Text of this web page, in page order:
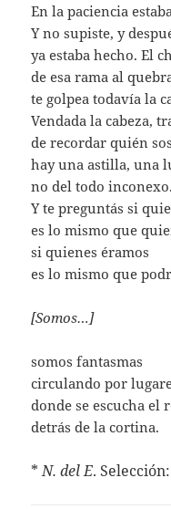
En la paciencia
Y no supiste, y
ya estaba hecho. El
de esa rama al
te golpea todavía la
Vendada la cabeza,
de recordar quién
hay una astilla, una
no del todo inconexo.
Y te preguntás si
es lo mismo que
si quienes éramos
es lo mismo que
[Somos…]
somos fantasmas
circulando por
donde se escucha
detrás de la cortina.
*N. del E.